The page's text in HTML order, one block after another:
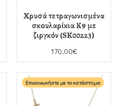
Χρυσά τετραγωνισμένα
σκουλαρίκια Κ9 με
ζιργκόν (SK00223)
170,00€
Επικοινωνήστε με το κατάστημα